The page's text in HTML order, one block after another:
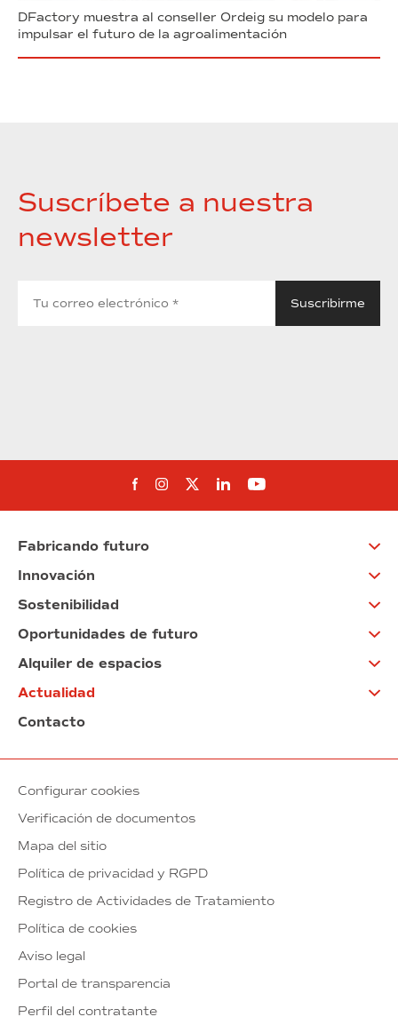
DFactory muestra al conseller Ordeig su modelo para
impulsar el futuro de la agroalimentación
Suscríbete a nuestra
newsletter
Síguenos en Facebook
Síguenos en Instagram
Síguenos en Twitter
Síguenos en Linkedin
Síguenos en
Fabricando futuro
Innovación
Sostenibilidad
Oportunidades de futuro
Alquiler de espacios
Actualidad
Contacto
Configurar cookies
Verificación de documentos
Mapa del sitio
Política de privacidad y RGPD
Registro de Actividades de Tratamiento
Política de cookies
Aviso legal
Portal de transparencia
Perfil del contratante